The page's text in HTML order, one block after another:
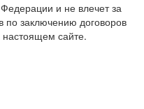
и не влечет за
по заключению договоров
сайте.